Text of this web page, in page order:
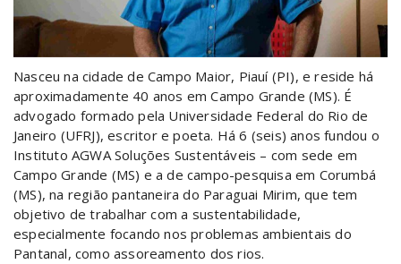
Nasceu na cidade de Campo Maior, Piauí (PI), e reside há
aproximadamente 40 anos em Campo Grande (MS). É
advogado formado pela Universidade Federal do Rio de
Janeiro (UFRJ), escritor e poeta. Há 6 (seis) anos fundou o
Instituto AGWA Soluções Sustentáveis – com sede em
Campo Grande (MS) e a de campo-pesquisa em Corumbá
(MS), na região pantaneira do Paraguai Mirim, que tem
objetivo de trabalhar com a sustentabilidade,
especialmente focando nos problemas ambientais do
Pantanal, como assoreamento dos rios.